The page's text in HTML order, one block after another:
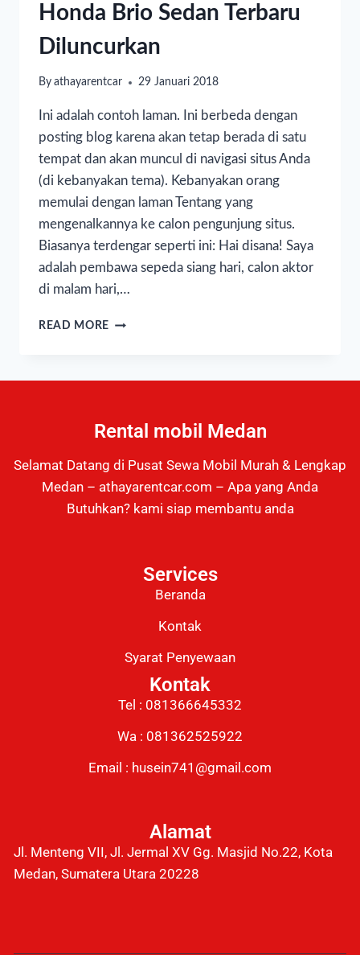
Honda Brio Sedan Terbaru
Diluncurkan
By athayarentcar 29 Januari 2018
Ini adalah contoh laman. Ini berbeda dengan
posting blog karena akan tetap berada di satu
tempat dan akan muncul di navigasi situs Anda
(di kebanyakan tema). Kebanyakan orang
memulai dengan laman Tentang yang
mengenalkannya ke calon pengunjung situs.
Biasanya terdengar seperti ini: Hai disana! Saya
adalah pembawa sepeda siang hari, calon aktor
di malam hari,…
READ MORE
Rental mobil Medan
Selamat Datang di Pusat Sewa Mobil Murah & Lengkap
Medan – athayarentcar.com – Apa yang Anda
Butuhkan? kami siap membantu anda
Services
Beranda
Kontak
Syarat Penyewaan
Kontak
Tel : 081366645332
Wa : 081362525922
Email : husein741@gmail.com
Alamat
Jl. Menteng VII, Jl. Jermal XV Gg. Masjid No.22, Kota
Medan, Sumatera Utara 20228